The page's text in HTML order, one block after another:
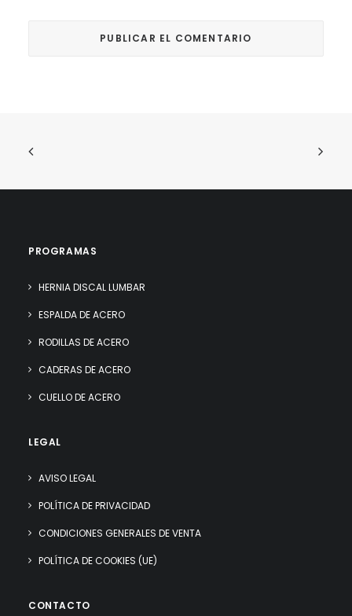
PROGRAMAS
HERNIA DISCAL LUMBAR
ESPALDA DE ACERO
RODILLAS DE ACERO
CADERAS DE ACERO
CUELLO DE ACERO
LEGAL
AVISO LEGAL
POLÍTICA DE PRIVACIDAD
CONDICIONES GENERALES DE VENTA
POLÍTICA DE COOKIES (UE)
CONTACTO